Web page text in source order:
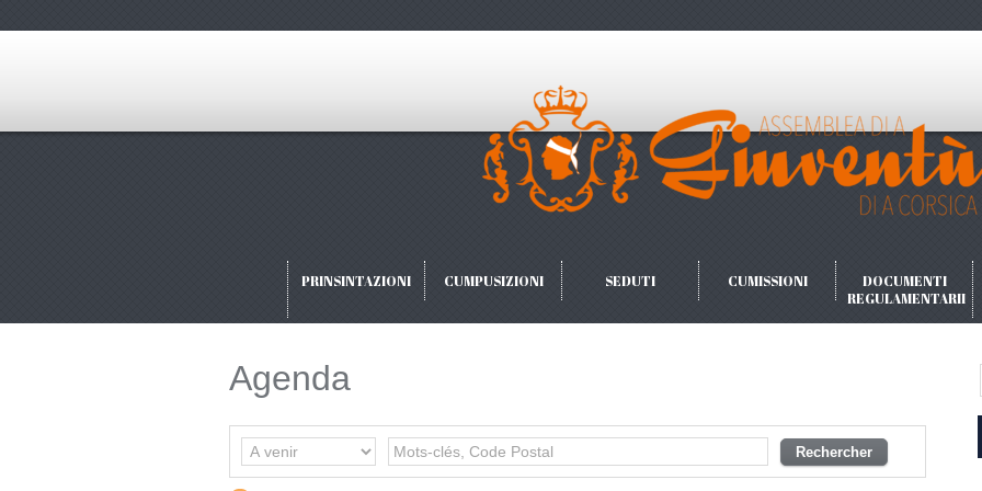
PRINSINTAZIONI CUMPUSIZIONI SEDUTI CUMISSIONI
DOCUMENTI
REGULAMENTARII
Agenda